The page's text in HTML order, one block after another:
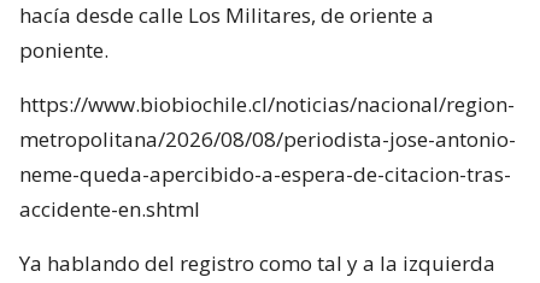
hacía desde calle Los Militares, de oriente a
poniente.
https://www.biobiochile.cl/noticias/nacional/region-
metropolitana/2026/08/08/periodista-jose-antonio-
neme-queda-apercibido-a-espera-de-citacion-tras-
accidente-en.shtml
Ya hablando del registro como tal y a la izquierda